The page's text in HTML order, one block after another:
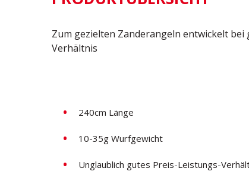
Zum gezielten Zanderangeln entwickelt
Verhältnis
240cm Länge
10-35g Wurfgewicht
Unglaublich gutes Preis-Leistungs-